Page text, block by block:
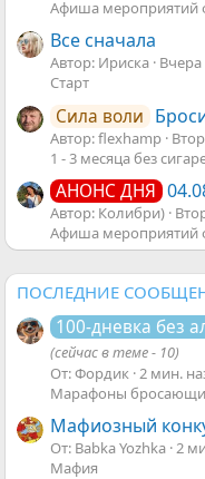
Афиша мероприятий
Все сначала
Автор: Ириска Вчера
Старт
Сила воли
Автор: flexhamp
1 - 3 месяца без
АНОНС ДНЯ
Автор: Колибри)
Афиша мероприятий
ПОСЛЕДНИЕ
100-дневка без
(сейчас в теме - 10)
От: Фордик 2 мин.
Марафоны
Мафиозный
От: Babka Yozhka 2
Мафия